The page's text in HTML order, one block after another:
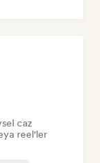
caz
reel'ler